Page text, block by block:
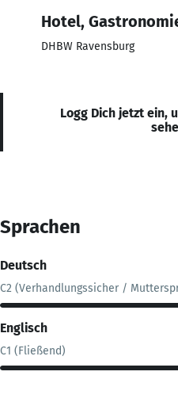
Hotel,
DHBW Ravensburg
Logg Dich jetzt ein,
Sprachen
Deutsch
C2 (Verhandlungssicher /
Englisch
C1 (Fließend)